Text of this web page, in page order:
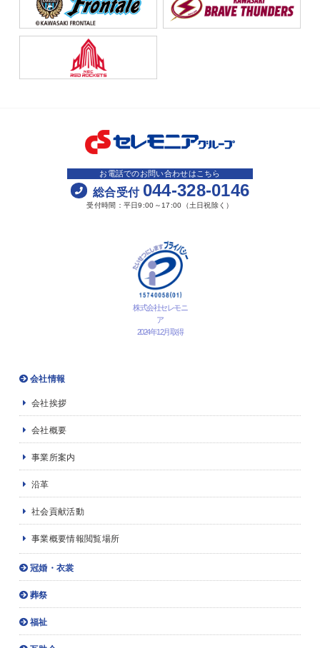
お電話でのお問い合わせはこちら
総合受付 044-328-0146
受付時間：平日9:00～17:00（土日祝除く）
株式会社セレモニ
ア
2024年12月取得
会社情報
会社挨拶
会社概要
事業所案内
沿革
社会貢献活動
事業概要情報閲覧場所
冠婚・衣裳
葬祭
福祉